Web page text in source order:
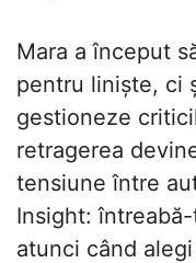
Mara a început
pentru liniște, ci
gestioneze
retragerea
tensiune între
Insight:
atunci când